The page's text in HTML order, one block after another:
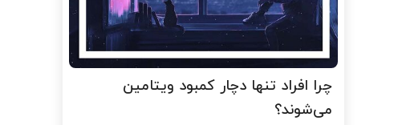
چرا افراد تنها دچار کمبود ویتامین
می‌شوند؟